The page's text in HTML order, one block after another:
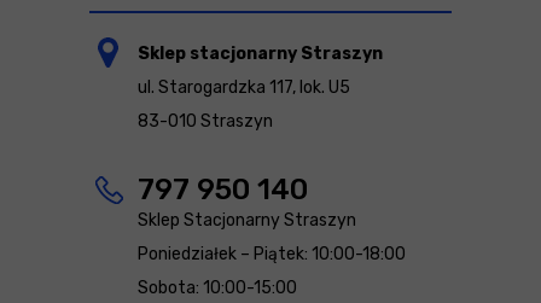
Sklep stacjonarny Straszyn
ul. Starogardzka 117, lok. U5
83-010 Straszyn
797 950 140
Sklep Stacjonarny Straszyn
Poniedziałek – Piątek: 10:00-18:00
Sobota: 10:00-15:00